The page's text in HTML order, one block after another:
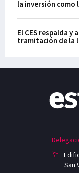
la inversión como
El CES respalda y
tramitación de la
San